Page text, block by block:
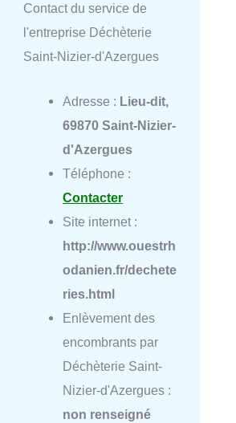
Contact du service de
l'entreprise Déchèterie
Saint-Nizier-d'Azergues
Adresse : Lieu-dit,
69870 Saint-Nizier-
d'Azergues
Téléphone :
Contacter
Site internet :
http://www.ouestrh
odanien.fr/dechete
ries.html
Enlèvement des
encombrants par
Déchèterie Saint-
Nizier-d'Azergues :
non renseigné